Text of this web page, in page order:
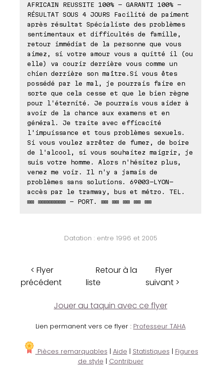
AFRICAIN REUSSITE 100% - GARANTI 100% -
RÉSULTAT SOUS 4 JOURS Facilité de paiment
après résultat Spécialiste des problèmes
sentimentaux et difficultés de famille,
retour immédiat de la personne que vous
aimez, si votre amour vous a quitté il (ou
elle) va courir derrière vous comme un
chien derrière son maître.Si vous êtes
possédé par le mal, je pourrais faire en
sorte que cela cesse et que le bien règne
pour l'éternité. Je pourrais vous aider à
avoir de la chance aux examens et en
général. Je traite avec efficacité
l'impuissance et tous problèmes sexuels.
Si vous voulez arrêter de fumer, de boire
de l'alcool, si vous souhaitez maigrir, je
suis votre homme. Alors n'hésitez plus,
venez me voir. Il n'y a jamais de
problèmes sans solutions. 69003-LYON-
accès par le tramway, bus et métro. TEL.
⊠⊠ ⊠⊠⊠⊠⊠⊠⊠⊠ - PORT. ⊠⊠ ⊠⊠ ⊠⊠ ⊠⊠ ⊠⊠
Datation : entre 1996 et 2005
< Flyer
précédent
Retour à la
liste
Flyer
suivant >
Jouer au taquin avec ce flyer
Lien permanent vers ce flyer : Professeur TAHA
Pièces remarquables | Aide | Statistiques | Figures
de style | Contribuer